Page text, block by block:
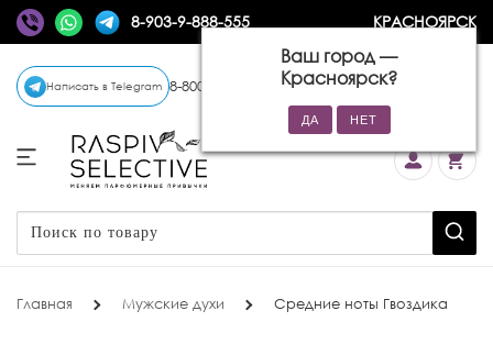
8-903-9-888-555 КРАСНОЯРСК
Ваш город —
Красноярск?
Написать в Telegram 8-800-770-72-34 (бесплатно)
Главная Мужские духи Средние ноты Гвоздика